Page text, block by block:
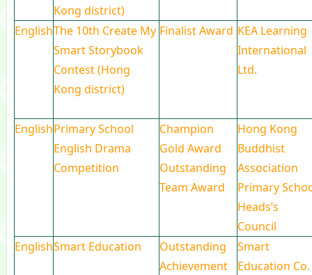
Kong district)
EnglishThe 10th Create My
Smart Storybook
Contest (Hong
Kong district)
Finalist Award KEA Learning
International
Ltd.
EnglishPrimary School
English Drama
Competition
Champion
Gold Award
Outstanding
Team Award
Hong Kong
Buddhist
Association
Primary
Heads’s
Council
EnglishSmart Education
Outstanding
Achievement
Smart
Education Co.